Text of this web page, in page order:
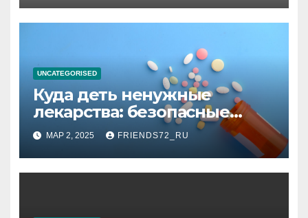
высоком уровне шума
UNCATEGORISED
Куда деть ненужные
лекарства: безопасные
способы утилизации
МАР 2, 2025 FRIENDS72_RU